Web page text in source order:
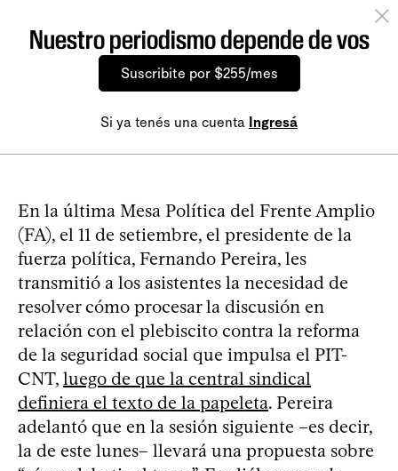
Nuestro periodismo depende de vos
Suscribite por $255/mes
Si ya tenés una cuenta Ingresá
En la última Mesa Política del Frente Amplio
(FA), el 11 de setiembre, el presidente de la
fuerza política, Fernando Pereira, les
transmitió a los asistentes la necesidad de
resolver cómo procesar la discusión en
relación con el plebiscito contra la reforma
de la seguridad social que impulsa el PIT-
CNT, luego de que la central sindical
definiera el texto de la papeleta. Pereira
adelantó que en la sesión siguiente –es decir,
la de este lunes– llevará una propuesta sobre